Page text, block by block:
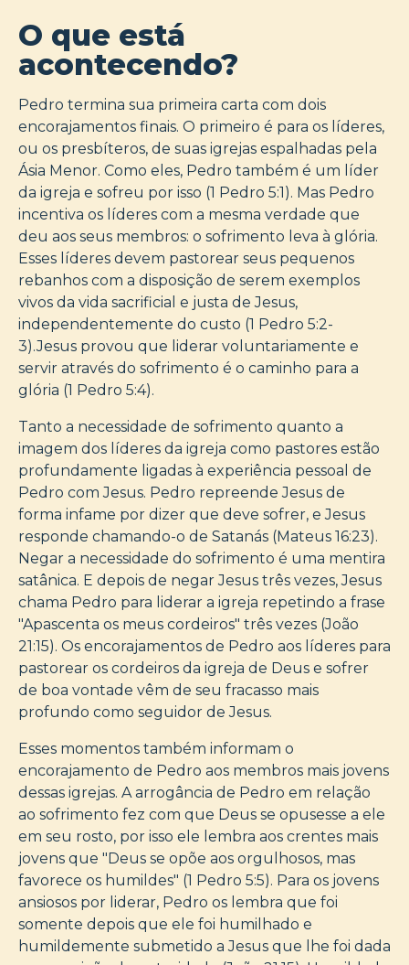
O que está
acontecendo?
Pedro termina sua primeira carta com dois
encorajamentos finais. O primeiro é para os líderes,
ou os presbíteros, de suas igrejas espalhadas pela
Ásia Menor. Como eles, Pedro também é um líder
da igreja e sofreu por isso (1 Pedro 5:1). Mas Pedro
incentiva os líderes com a mesma verdade que
deu aos seus membros: o sofrimento leva à glória.
Esses líderes devem pastorear seus pequenos
rebanhos com a disposição de serem exemplos
vivos da vida sacrificial e justa de Jesus,
independentemente do custo (1 Pedro 5:2-
3).Jesus provou que liderar voluntariamente e
servir através do sofrimento é o caminho para a
glória (1 Pedro 5:4).
Tanto a necessidade de sofrimento quanto a
imagem dos líderes da igreja como pastores estão
profundamente ligadas à experiência pessoal de
Pedro com Jesus. Pedro repreende Jesus de
forma infame por dizer que deve sofrer, e Jesus
responde chamando-o de Satanás (Mateus 16:23).
Negar a necessidade do sofrimento é uma mentira
satânica. E depois de negar Jesus três vezes, Jesus
chama Pedro para liderar a igreja repetindo a frase
"Apascenta os meus cordeiros" três vezes (João
21:15). Os encorajamentos de Pedro aos líderes para
pastorear os cordeiros da igreja de Deus e sofrer
de boa vontade vêm de seu fracasso mais
profundo como seguidor de Jesus.
Esses momentos também informam o
encorajamento de Pedro aos membros mais jovens
dessas igrejas. A arrogância de Pedro em relação
ao sofrimento fez com que Deus se opusesse a ele
em seu rosto, por isso ele lembra aos crentes mais
jovens que "Deus se opõe aos orgulhosos, mas
favorece os humildes" (1 Pedro 5:5). Para os jovens
ansiosos por liderar, Pedro os lembra que foi
somente depois que ele foi humilhado e
humildemente submetido a Jesus que lhe foi dada